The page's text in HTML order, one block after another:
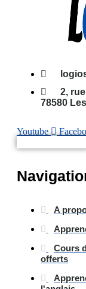
2,
78580
Youtube
A
Cours
offerts